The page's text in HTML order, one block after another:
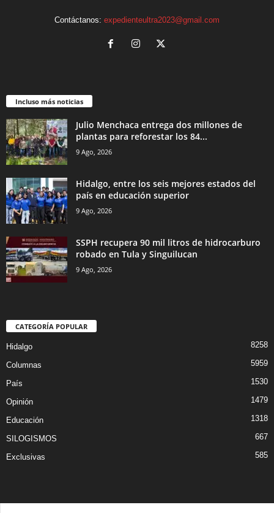
Contáctanos: expedienteultra2023@gmail.com
Incluso más noticias
Julio Menchaca entrega dos millones de
plantas para reforestar los 84...
9 Ago, 2026
Hidalgo, entre los seis mejores estados del
país en educación superior
9 Ago, 2026
SSPH recupera 90 mil litros de hidrocarburo
robado en Tula y Singuilucan
9 Ago, 2026
CATEGORÍA POPULAR
Hidalgo 8258
Columnas 5959
País 1530
Opinión 1479
Educación 1318
SILOGISMOS 667
Exclusivas 585